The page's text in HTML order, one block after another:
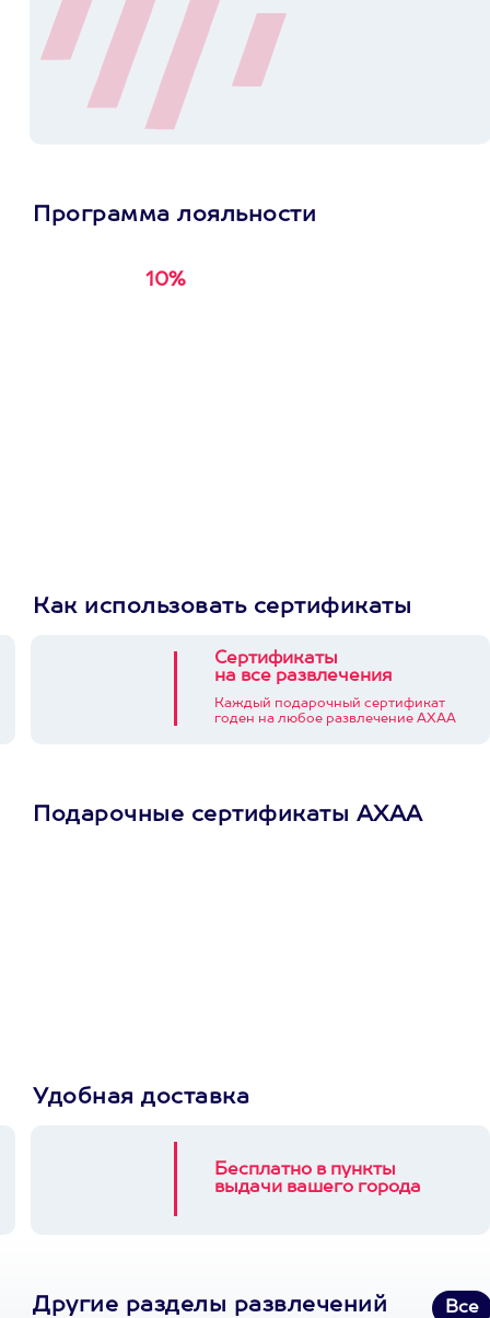
Программа лояльности
10%
Как использовать сертификаты
Сертификаты
на все развлечения
Каждый подарочный сертификат
годен на любое развлечение АХАА
Подарочные сертификаты АХАА
Удобная доставка
Бесплатно в пункты
выдачи вашего города
Другие разделы развлечений Все